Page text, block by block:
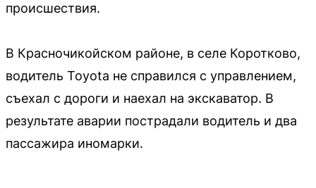
происшествия.
В Красночикойском районе, в селе Коротково,
водитель Toyota не справился с управлением,
съехал с дороги и наехал на экскаватор. В
результате аварии пострадали водитель и два
пассажира иномарки.